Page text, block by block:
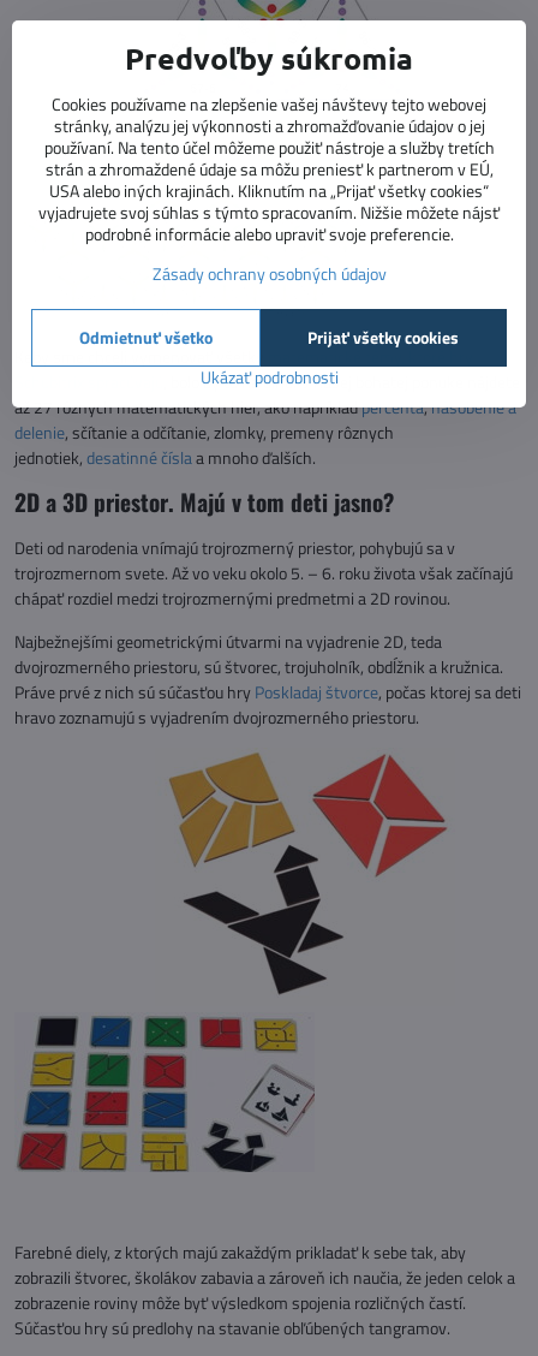
matematické témy, ktoré hry
, bolo by to na dlho. V našej bohatej ponuke nájdete
až 27 rôznych matematických hier, ako napríkladpercentá,násobenie a
delenie, sčítanie a odčítanie, zlomky, premeny rôznych
jednotiek,desatinné číslaa mnoho ďalších.
2D a 3D priestor. Majú v tom deti jasno?
Deti od narodenia vnímajú trojrozmerný priestor, pohybujú sa v
trojrozmernom svete. Až vo veku okolo 5. – 6. roku života však začínajú
chápať rozdiel medzi trojrozmernými predmetmi a 2D rovinou.
Najbežnejšími geometrickými útvarmi na vyjadrenie 2D, teda
dvojrozmerného priestoru, sú štvorec, trojuholník, obdĺžnik a kružnica.
Práve prvé z nich sú súčasťou hryPoskladaj štvorce, počas ktorej sa deti
hravo zoznamujú s vyjadrením dvojrozmerného priestoru.
Farebné diely, z ktorých majú zakaždým prikladať k sebe tak, aby
zobrazili štvorec, školákov zabavia a zároveň ich naučia, že jeden celok a
zobrazenie roviny môže byť výsledkom spojenia rozličných častí.
Súčasťou hry sú predlohy na stavanie obľúbených tangramov.
Predvoľby súkromia
Cookies používame na zlepšenie vašej návštevy tejto webovej
stránky, analýzu jej výkonnosti a zhromažďovanie údajov o jej
používaní. Na tento účel môžeme použiť nástroje a služby tretích
strán a zhromaždené údaje sa môžu preniesť k partnerom v EÚ,
USA alebo iných krajinách. Kliknutím na „Prijať všetky cookies“
vyjadrujete svoj súhlas s týmto spracovaním. Nižšie môžete nájsť
podrobné informácie alebo upraviť svoje preferencie.
Zásady ochrany osobných údajov
Ukázať podrobnosti
Prijať všetky cookies
Odmietnuť všetko